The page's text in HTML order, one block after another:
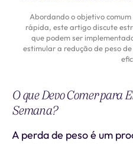
Abordando o objetivo
rápida, este artigo discute
que podem ser
estimular a redução de peso
O que Devo Comer para
Semana?
A perda de peso é um